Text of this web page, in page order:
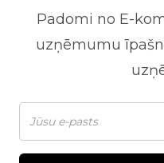
Padomi no E-
uzņēmumu